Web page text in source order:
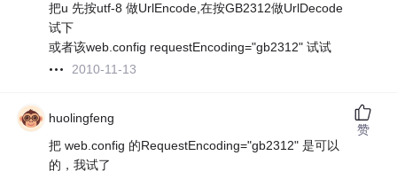
把u 先按utf-8 做UrlEncode,在按GB2312做UrlDecode
试下
或者该web.config requestEncoding="gb2312" 试试
2010-11-13
huolingfeng
把 web.config 的RequestEncoding="gb2312" 是可以
的，我试了
赞